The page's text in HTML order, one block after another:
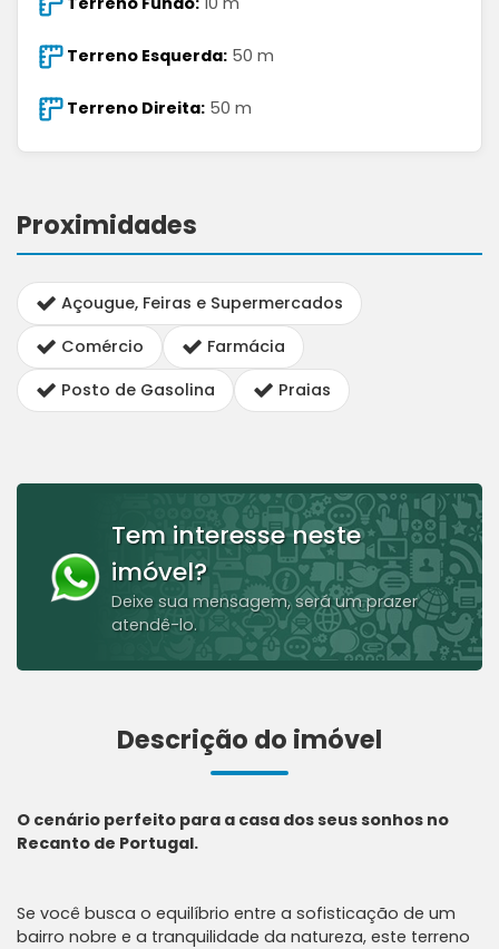
Terreno Esquerda: 50 m
Terreno Direita: 50 m
Proximidades
Açougue, Feiras e Supermercados
Comércio
Farmácia
Posto de Gasolina
Praias
Tem interesse neste
imóvel?
Deixe sua mensagem, será um prazer
atendê-lo.
Descrição do imóvel
O cenário perfeito para a casa dos seus sonhos no
Recanto de Portugal.
Se você busca o equilíbrio entre a sofisticação de um
bairro nobre e a tranquilidade da natureza, este terreno